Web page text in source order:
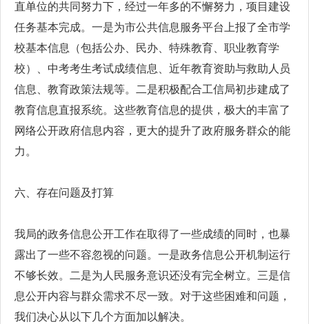
直单位的共同努力下，经过一年多的不懈努力，项目建设
任务基本完成。一是为市公共信息服务平台上报了全市学
校基本信息（包括公办、民办、特殊教育、职业教育学
校）、中考考生考试成绩信息、近年教育资助与救助人员
信息、教育政策法规等。二是积极配合工信局初步建成了
教育信息直报系统。这些教育信息的提供，极大的丰富了
网络公开政府信息内容，更大的提升了政府服务群众的能
力。
六、存在问题及打算
我局的政务信息公开工作在取得了一些成绩的同时，也暴
露出了一些不容忽视的问题。一是政务信息公开机制运行
不够长效。二是为人民服务意识还没有完全树立。三是信
息公开内容与群众需求不尽一致。对于这些困难和问题，
我们决心从以下几个方面加以解决。